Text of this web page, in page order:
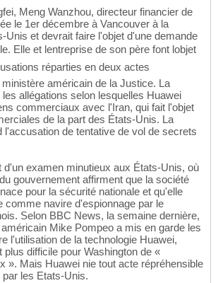
Meng Wanzhou, directeur financier de
le 1er décembre à Vancouver à la
Unis et devrait faire l'objet d'une demande
Elle et lentreprise de son père font lobjet
réparties en deux actes
américain de la Justice. La
allégations selon lesquelles Huawei
commerciaux avec l'Iran, qui fait l'objet
de la part des États-Unis. La
l'accusation de tentative de vol de secrets
d'un examen minutieux aux États-Unis, où
gouvernement affirment que la société
pour la sécurité nationale et qu'elle
comme navire d'espionnage par le
Selon BBC News, la semaine dernière,
Mike Pompeo a mis en garde les
l'utilisation de la technologie Huawei,
plus difficile pour Washington de «
». Mais Huawei nie tout acte répréhensible
les Etats-Unis.